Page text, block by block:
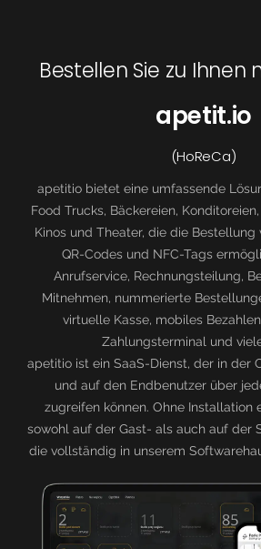
Bestellen Sie zu Ihnen
apetit.io
(HoReCa)
apetitio bietet eine umfassende
Food Trucks, Bäckereien,
Kinos und Theater, die die
QR-Codes und NFC-Tags
Anrufservice, Rechnungsteilung,
Mitnehmen, nummerierte
virtuelle Kasse, mobiles
Zahlungsterminal und
apetitio ist ein SaaS-Dienst, der in der
und auf den Endbenutzer über
zugreifen können. Ohne Installation
sowohl auf der Gast- als auch auf der
die vollständig in unserem